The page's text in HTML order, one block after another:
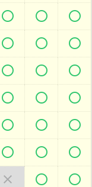
  
  
  
  
  
  
  